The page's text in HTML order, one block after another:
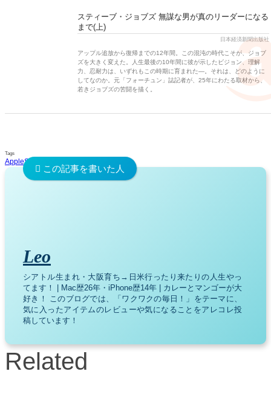
スティーブ・ジョブズ 無謀な男が真のリーダーになる
まで(上)
日本経済新聞出版社
アップル追放から復帰までの12年間。この混沌の時代こそが、ジョブ
ズを大きく変えた。人生最後の10年間に彼が示したビジョン、理解
力、忍耐力は、いずれもこの時期に育まれた―。それは、どのように
してなのか。元「フォーチュン」誌記者が、25年にわたる取材から、
若きジョブズの苦闘を描く。
Tags
AppleSteve Jobs
Leo
シアトル生まれ・大阪育ち→日米行ったり来たりの人生やっ
てます！ | Mac歴26年・iPhone歴14年 | カレーとマンゴーが大
好き！ このブログでは、「ワクワクの毎日！」をテーマに、
気に入ったアイテムのレビューや気になることをアレコレ投
稿しています！
Related